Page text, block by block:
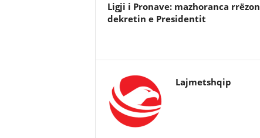
Ligji i Pronave: mazhoranca rrëzon
dekretin e Presidentit
Lajmetshqip